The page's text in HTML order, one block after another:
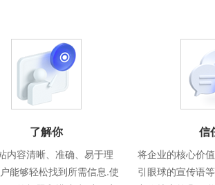
了解你
内容清晰、准确、易于理
能够轻松找到所需信息.使
信
将企业的核心价
引眼球的宣传语